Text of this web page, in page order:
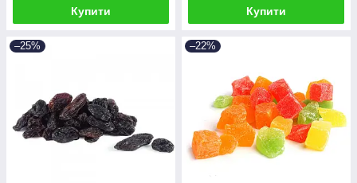
Купити Купити
–25% –22%